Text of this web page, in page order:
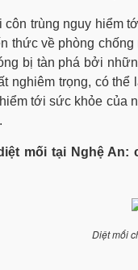
côn trùng nguy hiểm
thức về phòng
bị tàn phá bởi
nghiêm trọng, có
tới sức khỏe của
mối tại Nghệ An:
Diệt mối